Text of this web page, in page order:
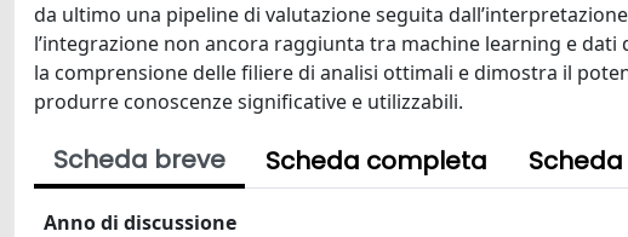
da ultimo una pipeline di valutazione seguita
l’integrazione non ancora raggiunta tra machine learning e
la comprensione delle filiere di analisi ottimali e dimostra il
produrre conoscenze significative e utilizzabili.
Scheda breve Scheda completa
Anno di discussione